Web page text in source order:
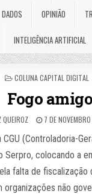
DADOS OPINIÃO
INTELIGÊNCIA ARTIFICIAL
POSTED
COLUNA CAPITAL DIGITAL
Fogo amigo
QUEIROZ 7 DE
(Controladoria-
Serpro, colocando a
falta de fiscalização
organizações não